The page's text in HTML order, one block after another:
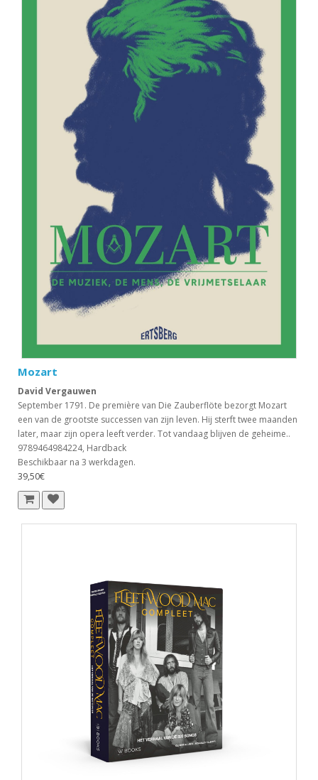
Mozart
David Vergauwen
September 1791. De première van Die Zauberflöte bezorgt Mozart
een van de grootste successen van zijn leven. Hij sterft twee maanden
later, maar zijn opera leeft verder. Tot vandaag blijven de geheime..
9789464984224, Hardback
Beschikbaar na 3 werkdagen.
39,50€